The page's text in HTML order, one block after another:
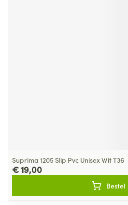
Suprima 1205 Slip Pvc Unisex Wit T36
€ 19,00
Bestel